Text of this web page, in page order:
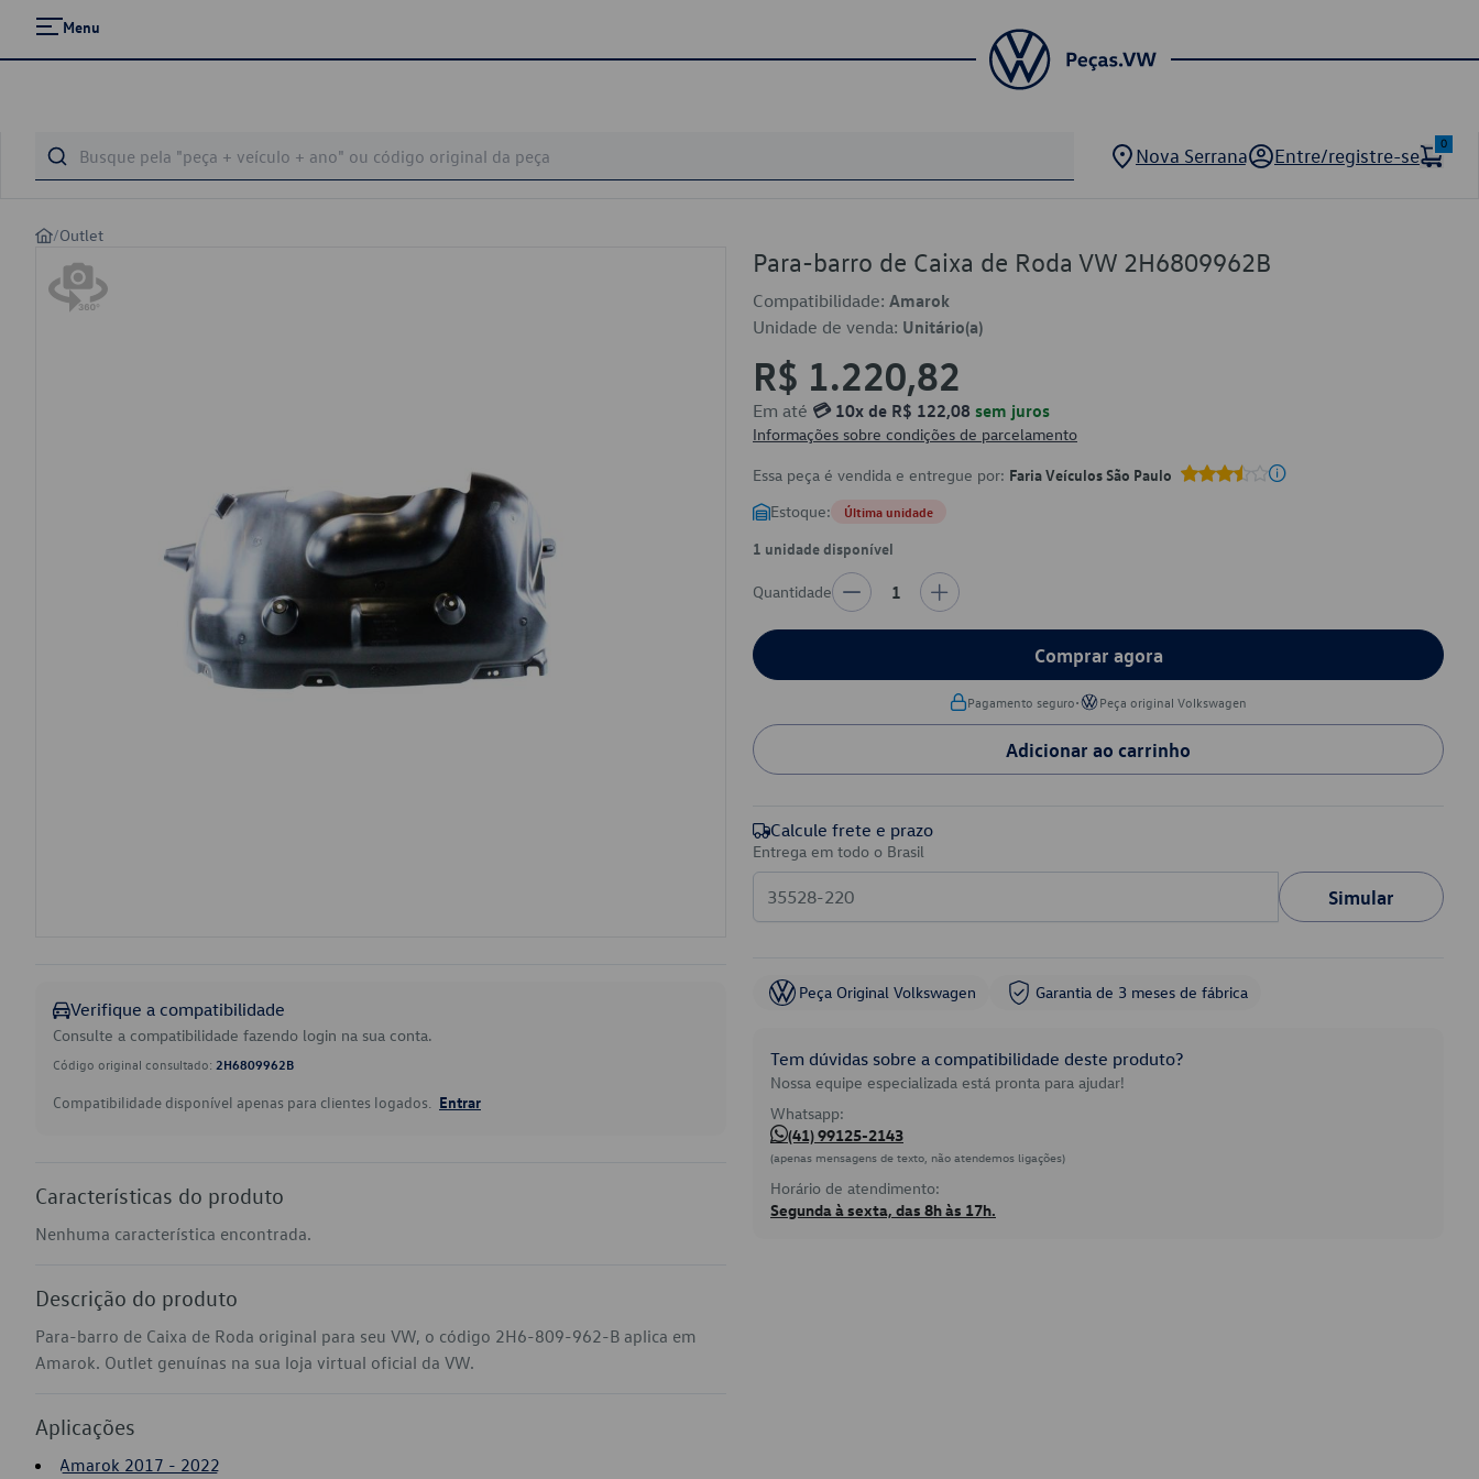
Menu
Nova Serrana Entre/registre-se
0
/Outlet
Verifique a compatibilidade
Consulte a compatibilidade fazendo login na sua conta.
Código original consultado: 2H6809962B
Compatibilidade disponível apenas para clientes logados. Entrar
Características do produto
Nenhuma característica encontrada.
Descrição do produto
Para-barro de Caixa de Roda original para seu VW, o código 2H6-809-962-B aplica em
Amarok. Outlet genuínas na sua loja virtual oficial da VW.
Aplicações
Amarok 2017 - 2022
Para-barro de Caixa de Roda VW 2H6809962B
Compatibilidade: Amarok
Unidade de venda: Unitário(a)
R$ 1.220,82
Em até 💳 10x de R$ 122,08 sem juros
Informações sobre condições de parcelamento
Essa peça é vendida e entregue por: Faria Veículos São Paulo
Estoque: Última unidade
1 unidade disponível
Quantidade 1
Comprar agora
Pagamento seguro• Peça original Volkswagen
Adicionar ao carrinho
Calcule frete e prazo
Entrega em todo o Brasil
Simular
Peça Original Volkswagen Garantia de 3 meses de fábrica
Tem dúvidas sobre a compatibilidade deste produto?
Nossa equipe especializada está pronta para ajudar!
Whatsapp:
(41) 99125-2143
(apenas mensagens de texto, não atendemos ligações)
Horário de atendimento:
Segunda à sexta, das 8h às 17h.